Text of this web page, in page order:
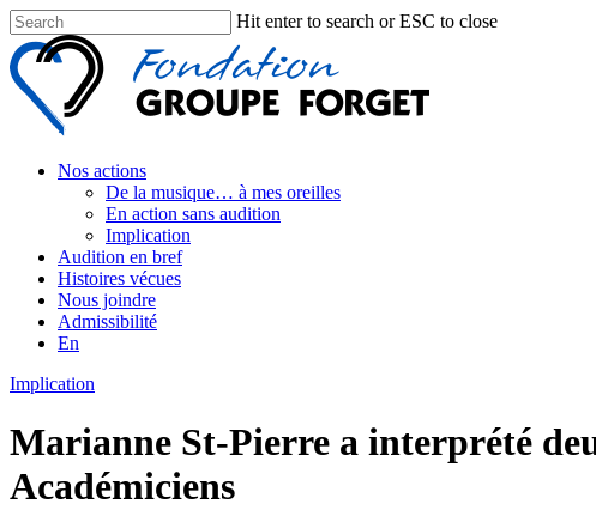
Hit enter to search or ESC to close
Nos actions
De la musique… à mes oreilles
En action sans audition
Implication
Audition en bref
Histoires vécues
Nous joindre
Admissibilité
En
Implication
Marianne St-Pierre a interprété
Académiciens